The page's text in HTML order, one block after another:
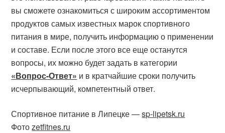
вы сможете ознакомиться с широким ассортиментом
продуктов самых известных марок спортивного
питания в мире, получить информацию о применении
и составе. Если после этого все еще останутся
вопросы, их можно будет задать в категории
«Вопрос-Ответ» и в кратчайшие сроки получить
исчерпывающий, компетентный ответ.
Спортивное питание в Липецке —sp-lipetsk.ru
Фотоzetfitnes.ru